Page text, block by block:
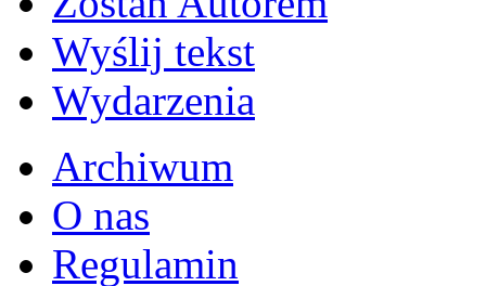
Wyślij tekst
Wydarzenia
Archiwum
O nas
Regulamin